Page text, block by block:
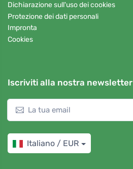
Dichiarazione sull'uso dei cookies
Protezione dei dati personali
Impronta
Cookies
Iscriviti alla nostra newsletter
Italiano / EUR